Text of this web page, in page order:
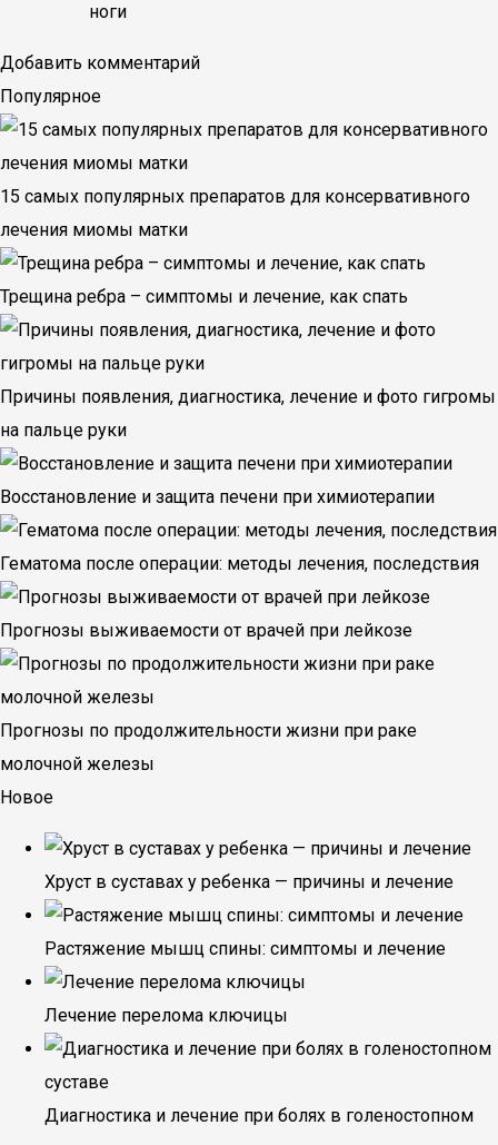
ноги
Добавить комментарий
Популярное
15 самых популярных препаратов для консервативного
лечения миомы матки
Трещина ребра – симптомы и лечение, как спать
Причины появления, диагностика, лечение и фото гигромы
на пальце руки
Восстановление и защита печени при химиотерапии
Гематома после операции: методы лечения, последствия
Прогнозы выживаемости от врачей при лейкозе
Прогнозы по продолжительности жизни при раке
молочной железы
Новое
Хруст в суставах у ребенка — причины и лечение
Растяжение мышц спины: симптомы и лечение
Лечение перелома ключицы
Диагностика и лечение при болях в голеностопном